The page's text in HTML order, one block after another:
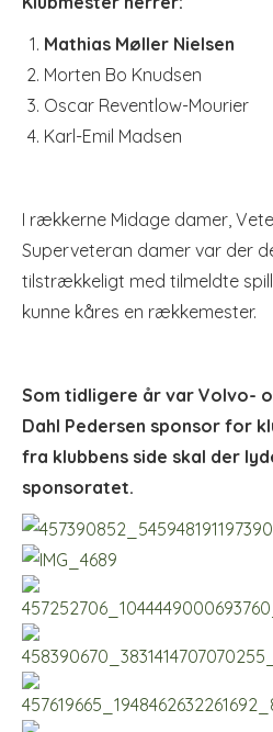
Mathias Møller Nielsen
Morten Bo Knudsen
Oscar Reventlow-Mourier
Karl-Emil Madsen
I rækkerne Midage damer,
Superveteran damer var der
tilstrækkeligt med tilmeldte
kunne kåres en rækkemester.
Som tidligere år var Volvo-
Dahl Pedersen sponsor for
fra klubbens side skal der
sponsoratet.